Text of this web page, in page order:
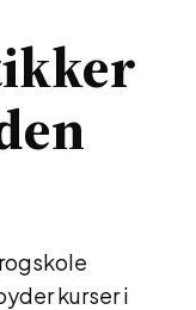
kurser i